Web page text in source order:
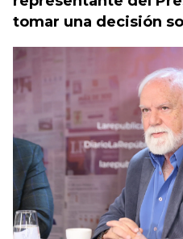
tomar una decisión